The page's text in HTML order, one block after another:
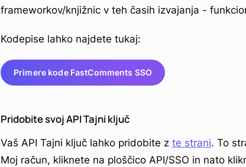
frameworkov/knjižnic v teh časih izvajanja -
Kodepise lahko najdete tukaj:
Primere kode FastComments SSO
Pridobite svoj API Tajni ključ
Vaš API Tajni ključ lahko pridobite z te strani. To
Moj račun, kliknete na ploščico API/SSO in nato